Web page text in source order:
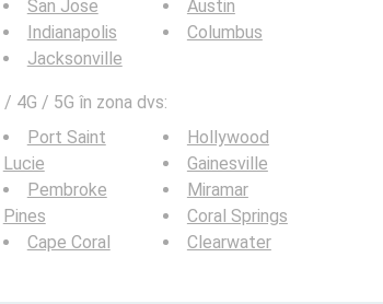
San Jose
Indianapolis
Jacksonville
Austin
Columbus
4G / 5G în zona dvs:
Port Saint
Lucie
Pembroke
Pines
Cape Coral
Hollywood
Gainesville
Miramar
Coral Springs
Clearwater